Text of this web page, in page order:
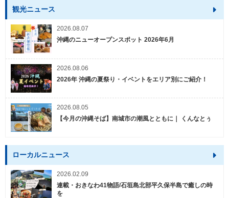
観光ニュース
2026.08.07
沖縄のニューオープンスポット 2026年6月
2026.08.06
2026年 沖縄の夏祭り・イベントをエリア別にご紹介！
2026.08.05
【今月の沖縄そば】南城市の潮風とともに｜ くんなとぅ
ローカルニュース
2026.02.09
連載・おきなわ41物語/石垣島北部平久保半島で癒しの時
を